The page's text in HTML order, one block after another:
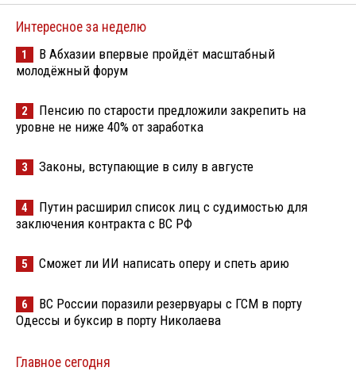
Интересное за неделю
1
В Абхазии впервые пройдёт масштабный
молодёжный форум
2
Пенсию по старости предложили закрепить на
уровне не ниже 40% от заработка
3 Законы, вступающие в силу в августе
4
Путин расширил список лиц с судимостью для
заключения контракта с ВС РФ
5 Сможет ли ИИ написать оперу и спеть арию
6
ВС России поразили резервуары с ГСМ в порту
Одессы и буксир в порту Николаева
Главное сегодня